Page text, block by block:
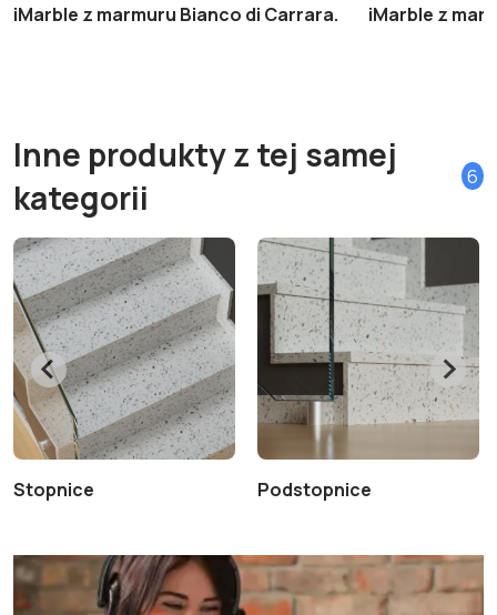
iMarble z marmuru Bianco di Carrara. iMarble z
Inne produkty z tej samej
kategorii
6
Stopnice Podstopnice